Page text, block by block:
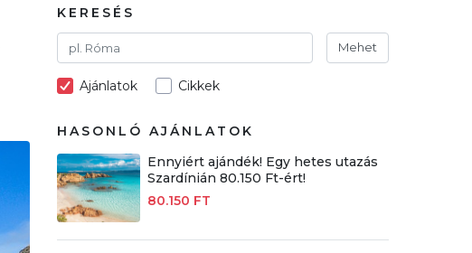
Élménybeszámolók
Szállodalátogatás
Sajtómegjelenések
KERESÉS
Mehet
Ajánlatok Cikkek
HASONLÓ AJÁNLATOK
Ennyiért ajándék! Egy hetes utazás
Szardínián 80.150 Ft-ért!
80.150 FT